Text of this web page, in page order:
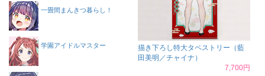
描き下ろし特大タペストリー（藍
田美明／チャイナ）
7,700円
一畳間まんきつ暮らし！
学園アイドルマスター